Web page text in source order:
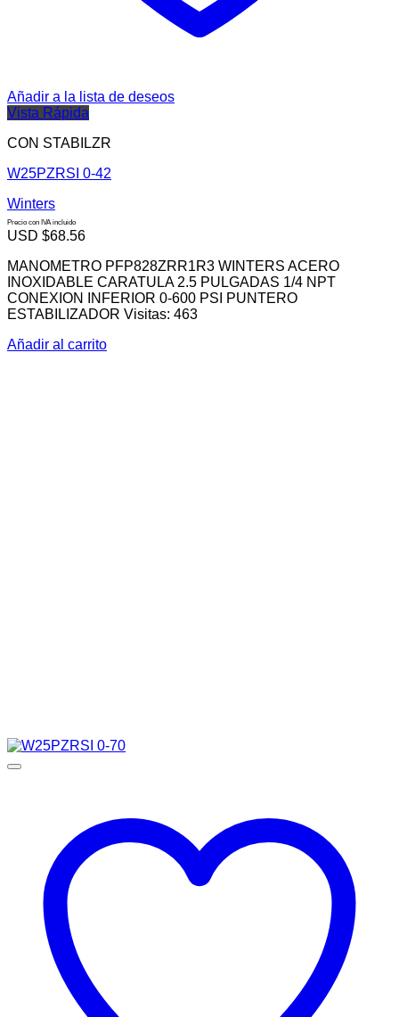
Añadir a la lista de deseos
Vista Rápida
CON STABILZR
W25PZRSI 0-42
Winters
Precio con IVA incluido
USD $68.56
MANOMETRO PFP828ZRR1R3 WINTERS ACERO
INOXIDABLE CARATULA 2.5 PULGADAS 1/4 NPT
CONEXION INFERIOR 0-600 PSI PUNTERO
ESTABILIZADOR Visitas: 463
Añadir al carrito